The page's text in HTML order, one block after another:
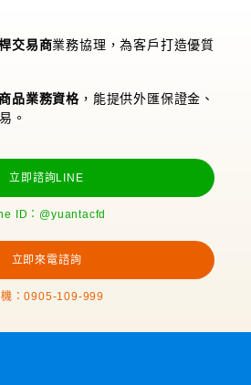
交易商業務協理，為客戶打造優質
品業務資格，能提供外匯保證金、
。
立即諮詢LINE
ID：@yuantacfd
立即來電諮詢
：0905-109-999